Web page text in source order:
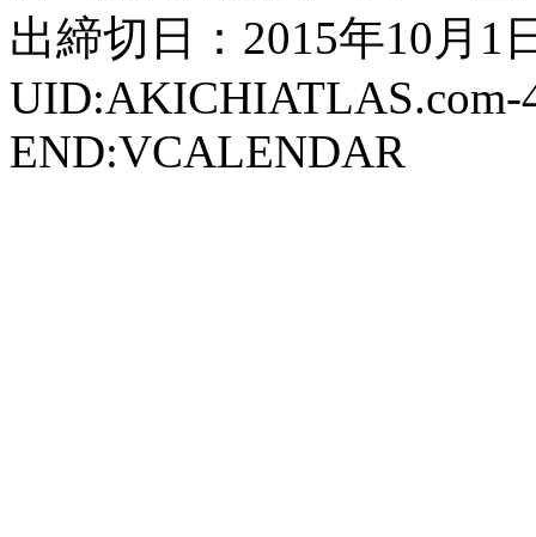
出締切日：2015年10月1
UID:AKICHIATLAS.com-
END:VCALENDAR